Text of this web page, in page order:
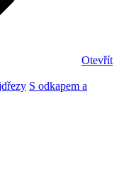
Otevřít
S odkapem a